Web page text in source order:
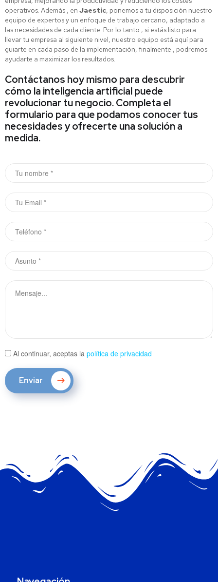
operativos. Además , en Jaestic, ponemos a tu disposición nuestro
equipo de expertos y un enfoque de trabajo cercano, adaptado a
las necesidades de cada cliente. Por lo tanto , si estás listo para
llevar tu empresa al siguiente nivel, nuestro equipo está aquí para
guiarte en cada paso de la implementación, finalmente , podremos
ayudarte a maximizar los resultados.
Contáctanos hoy mismo para descubrir
cómo la inteligencia artificial puede
revolucionar tu negocio. Completa el
formulario para que podamos conocer tus
necesidades y ofrecerte una solución a
medida.
Al continuar, aceptas la política de privacidad
Enviar